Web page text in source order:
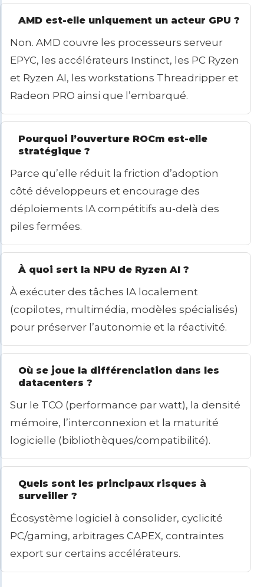
AMD est-elle uniquement un acteur GPU ?
Non. AMD couvre les processeurs serveur
EPYC, les accélérateurs Instinct, les PC Ryzen
et Ryzen AI, les workstations Threadripper et
Radeon PRO ainsi que l’embarqué.
Pourquoi l’ouverture ROCm est-elle
stratégique ?
Parce qu’elle réduit la friction d’adoption
côté développeurs et encourage des
déploiements IA compétitifs au-delà des
piles fermées.
À quoi sert la NPU de Ryzen AI ?
À exécuter des tâches IA localement
(copilotes, multimédia, modèles spécialisés)
pour préserver l’autonomie et la réactivité.
Où se joue la différenciation dans les
datacenters ?
Sur le TCO (performance par watt), la densité
mémoire, l’interconnexion et la maturité
logicielle (bibliothèques/compatibilité).
Quels sont les principaux risques à
surveiller ?
Écosystème logiciel à consolider, cyclicité
PC/gaming, arbitrages CAPEX, contraintes
export sur certains accélérateurs.